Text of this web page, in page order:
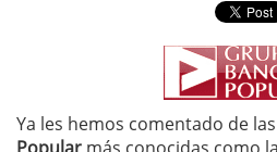
Ya les hemos comentado de las